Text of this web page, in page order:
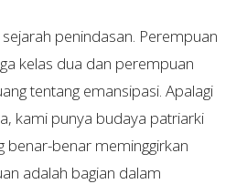
penindasan. Perempuan
kelas dua dan perempuan
tentang emansipasi. Apalagi
kami punya budaya patriarki
benar-benar meminggirkan
adalah bagian dalam